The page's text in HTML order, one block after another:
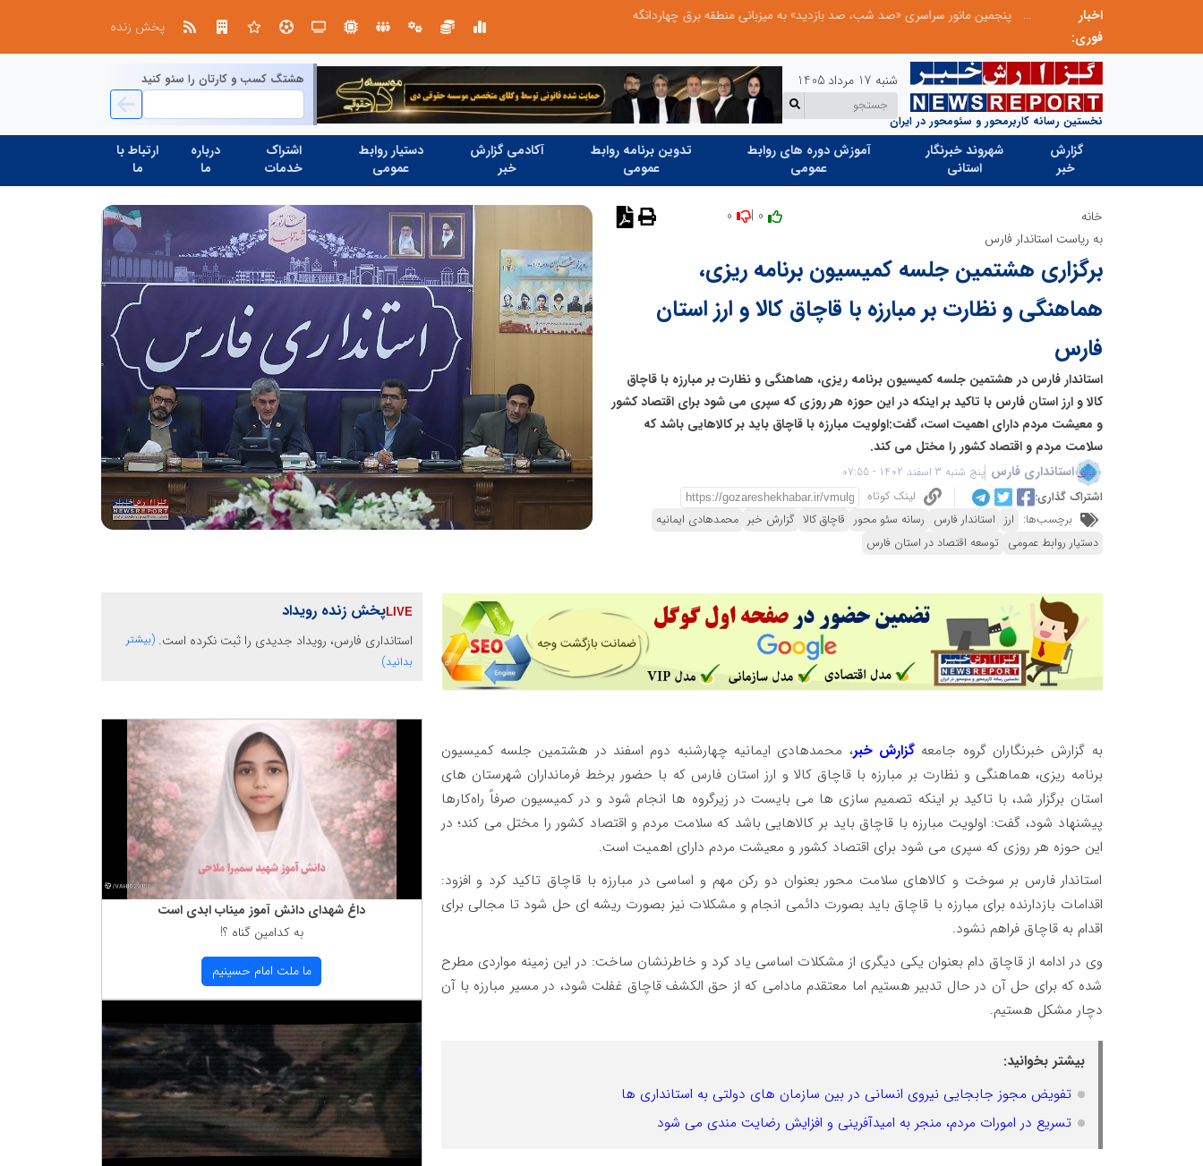
اخبار
فوری:
پنجمین مانور سراسری «صد شب، صد بازدید» به میزبانی منطقه برق چهاردانگه شانزدهمین مانور سراسری طرح مهتاب در استان تهران به میزبانی منطقه برق لواسان
پخش زنده
نخستین رسانه کاربرمحور و سئومحور در ایران
شنبه 17 مرداد 1405 هشتگ کسب و کارتان را سئو کنید
گزارش
خبر
شهروند خبرنگار
استانی
آموزش دوره های روابط
عمومی
تدوین برنامه روابط
عمومی
آکادمی گزارش
خبر
دستیار روابط
عمومی
اشتراک
خدمات
درباره
ما
ارتباط با
ما
خانه
به ریاست استاندار فارس
برگزاری هشتمین جلسه کمیسیون برنامه ریزی،
هماهنگی و نظارت بر مبارزه با قاچاق کالا و ارز استان
فارس
استاندار فارس در هشتمین جلسه کمیسیون برنامه ریزی، هماهنگی و نظارت بر مبارزه با قاچاق
کالا و ارز استان فارس با تاکید بر اینکه در این حوزه هر روزی که سپری می شود برای اقتصاد کشور
و معیشت مردم دارای اهمیت است، گفت:اولویت مبارزه با قاچاق باید بر کالاهایی باشد که
سلامت مردم و اقتصاد کشور را مختل می کند.
استانداری فارس پنج شنبه 3 اسفند 1402 - 07:55
اشتراک گذاری:
لینک کوتاه
برچسب‌ها: ارز استاندار فارس رسانه سئو محور قاچاق کالا گزارش خبر محمدهادی ایمانیه
دستیار روابط عمومی توسعه اقتصاد در استان فارس
به گزارش خبرنگاران گروه جامعهگزارش خبر، محمدهادی ایمانیه چهارشنبه دوم اسفند در هشتمین جلسه کمیسیون
برنامه ریزی، هماهنگی و نظارت بر مبارزه با قاچاق کالا و ارز استان فارس که با حضور برخط فرمانداران شهرستان های
استان برگزار شد، با تاکید بر اینکه تصمیم سازی ها می بایست در زیرگروه ها انجام شود و در کمیسیون صرفاً راه‌کارها
پیشنهاد شود، گفت: اولویت مبارزه با قاچاق باید بر کالاهایی باشد که سلامت مردم و اقتصاد کشور را مختل می کند؛ در
این حوزه هر روزی که سپری می شود برای اقتصاد کشور و معیشت مردم دارای اهمیت است.
استاندار فارس بر سوخت و کالاهای سلامت محور بعنوان دو رکن مهم و اساسی در مبارزه با قاچاق تاکید کرد و افزود:
اقدامات بازدارنده برای مبارزه با قاچاق باید بصورت دائمی انجام و مشکلات نیز بصورت ریشه ای حل شود تا مجالی برای
اقدام به قاچاق فراهم نشود.
وی در ادامه از قاچاق دام بعنوان یکی دیگری از مشکلات اساسی یاد کرد و خاطرنشان ساخت: در این زمینه مواردی مطرح
شده که برای حل آن در حال تدبیر هستیم اما معتقدم مادامی که از حق الکشف قاچاق غفلت شود، در مسیر مبارزه با آن
دچار مشکل هستیم.
بیشتر بخوانید:
تفویض مجوز جابجایی نیروی انسانی در بین سازمان های دولتی به استانداری ها
تسریع در امورات مردم، منجر به امیدآفرینی و افزایش رضایت مندی می شود
پخش زنده رویداد
استانداری فارس، رویداد جدیدی را ثبت نکرده است. (بیشتر
بدانید)
داغ شهدای دانش آموز میناب ابدی است
به كدامین گناه ؟!
ما ملت امام حسینیم